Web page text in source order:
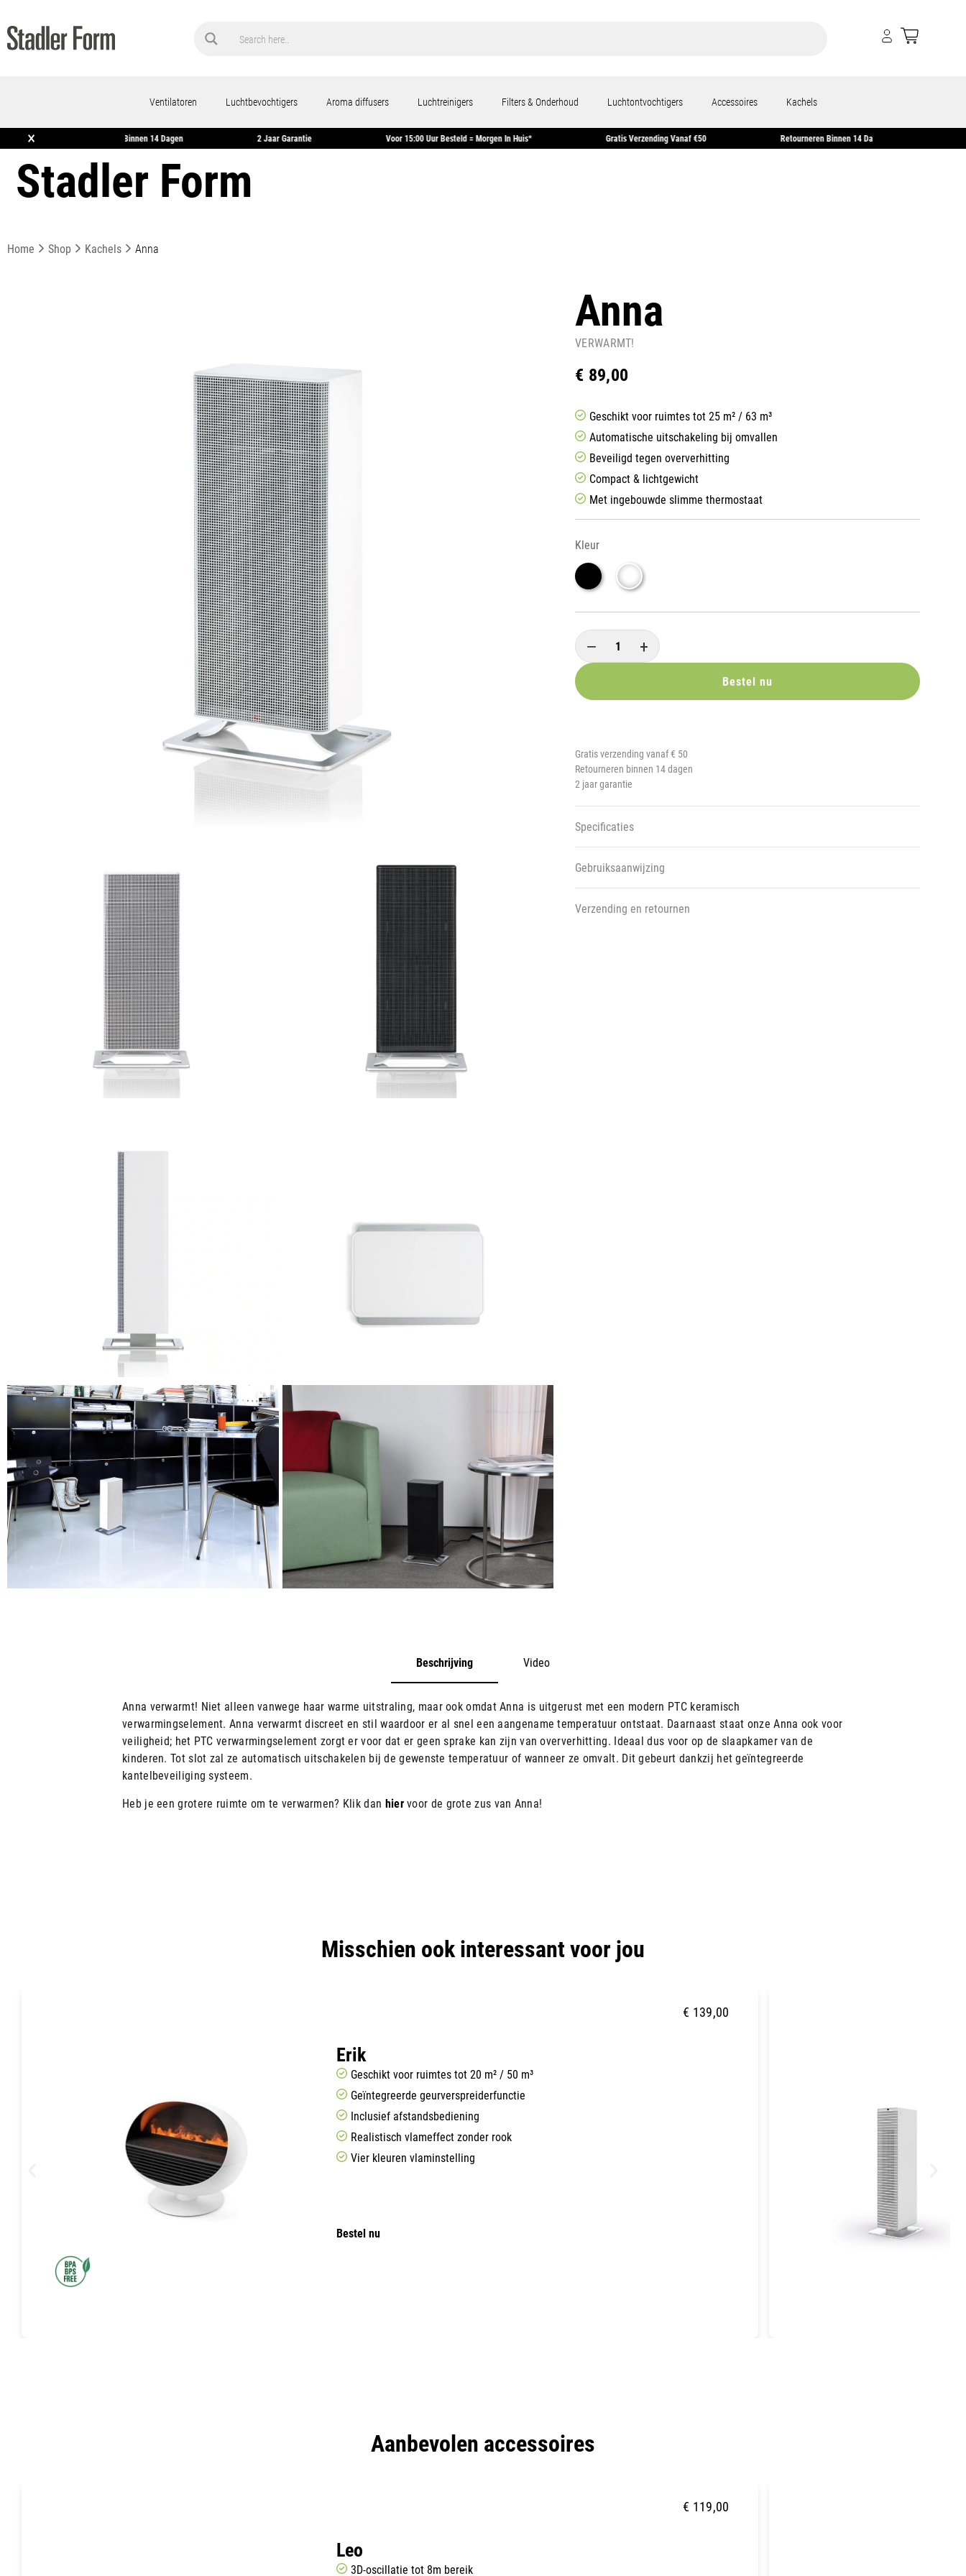
Ventilatoren Luchtbevochtigers Aroma diffusers Luchtreinigers Filters & Onderhoud Luchtontvochtigers Accessoires Kachels
×
Retourneren Binnen 14 Dagen Voor 15:00 Uur Besteld = Morgen In Huis* Gratis Verzending Vanaf €50 Retourneren Binnen 14 Dagen
Stadler Form
Home Shop Kachels Anna
Anna
VERWARMT!
€ 89,00
Geschikt voor ruimtes tot 25 m² / 63 m³
Automatische uitschakeling bij omvallen
Beveiligd tegen oververhitting
Compact & lichtgewicht
Met ingebouwde slimme thermostaat
Kleur
− +
Bestel nu
Gratis verzending vanaf € 50
Retourneren binnen 14 dagen
2 jaar garantie
Specificaties
Gebruiksaanwijzing
Verzending en retournen
Beschrijving Video
Anna verwarmt! Niet alleen vanwege haar warme uitstraling, maar ook omdat Anna is uitgerust met een modern PTC keramisch
verwarmingselement. Anna verwarmt discreet en stil waardoor er al snel een aangename temperatuur ontstaat. Daarnaast staat onze Anna ook voor
veiligheid; het PTC verwarmingselement zorgt er voor dat er geen sprake kan zijn van oververhitting. Ideaal dus voor op de slaapkamer van de
kinderen. Tot slot zal ze automatisch uitschakelen bij de gewenste temperatuur of wanneer ze omvalt. Dit gebeurt dankzij het geïntegreerde
kantelbeveiliging systeem.
Heb je een grotere ruimte om te verwarmen? Klik dan hiervoor de grote zus van Anna!
Misschien ook interessant voor jou
€ 139,00
Erik
Geschikt voor ruimtes tot 20 m² / 50 m³
Geïntegreerde geurverspreiderfunctie
Inclusief afstandsbediening
Realistisch vlameffect zonder rook
Vier kleuren vlaminstelling
Bestel nu
Aanbevolen accessoires
€ 119,00
Leo
3D-oscillatie tot 8m bereik